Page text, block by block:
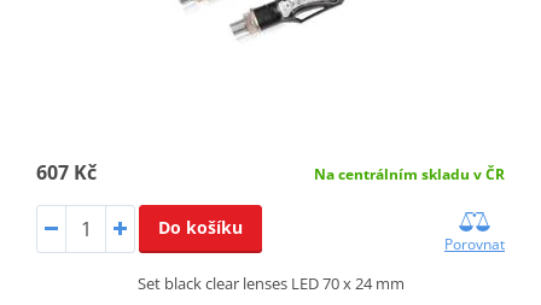
607 Kč Na centrálním skladu v ČR
Do košíku
Porovnat
Set black clear lenses LED 70 x 24 mm